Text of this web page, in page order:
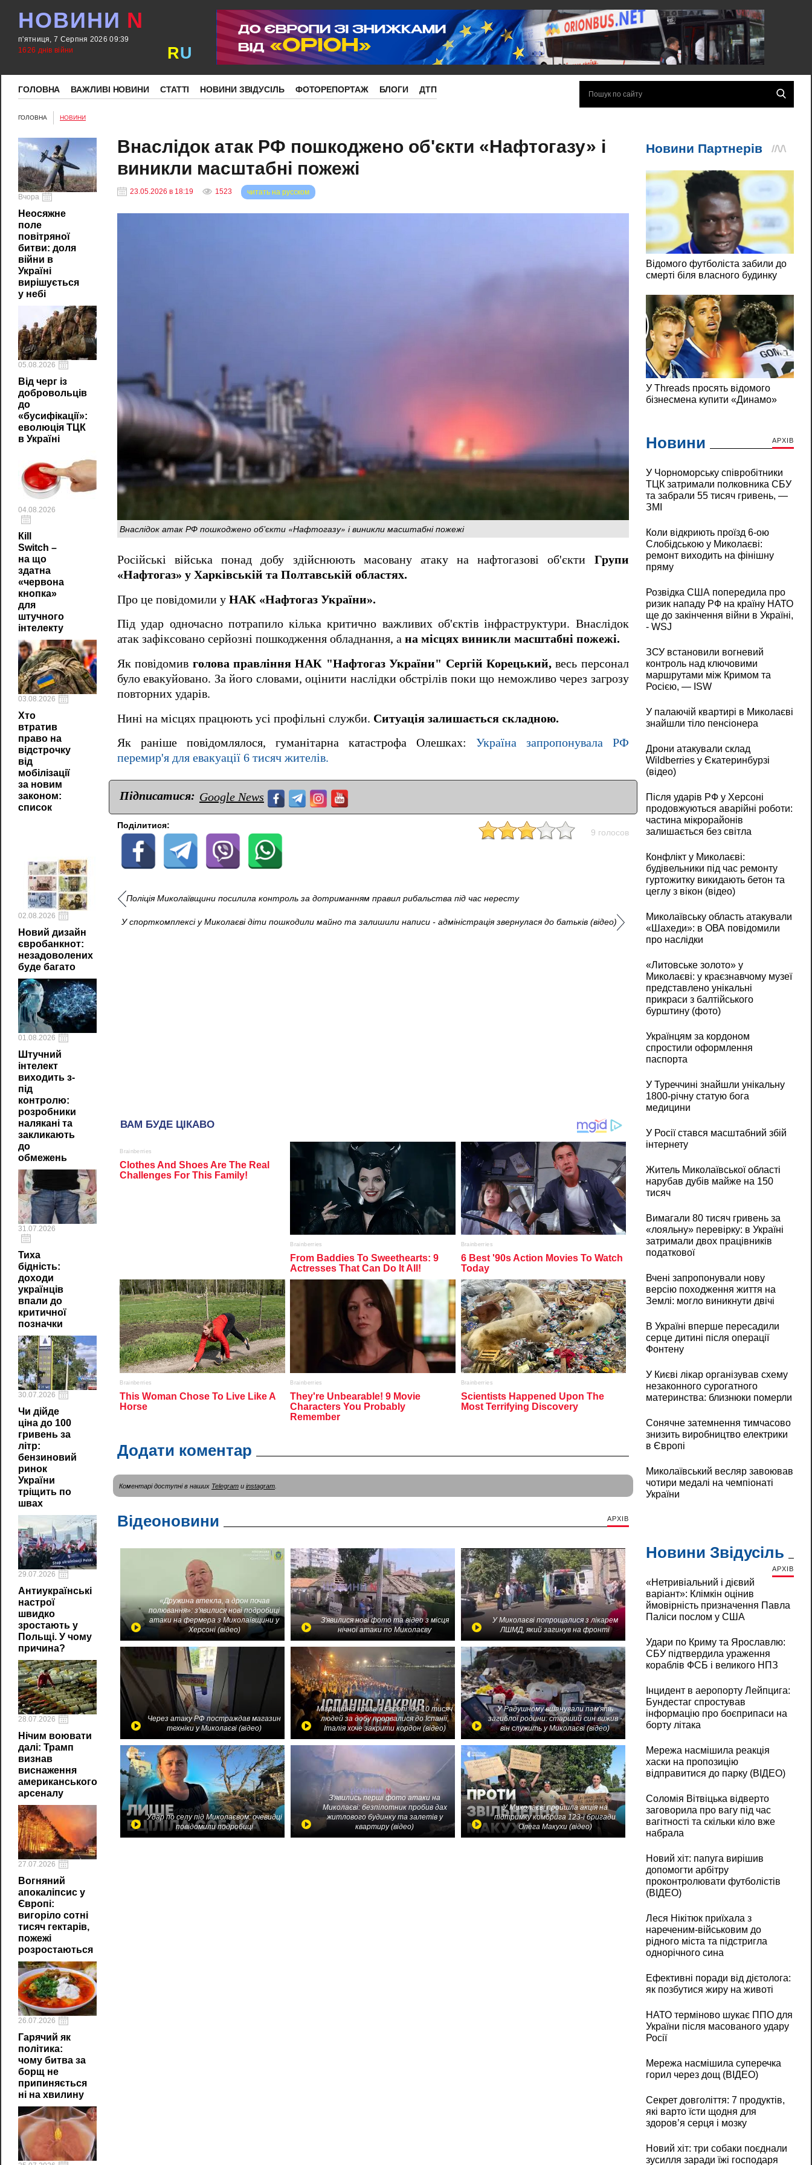
НОВИНИ N
п'ятниця, 7 Серпня 2026 09:39
1626 днів війни
RU
ГОЛОВНА ВАЖЛИВІ НОВИНИ СТАТТІ НОВИНИ ЗВІДУСІЛЬ ФОТОРЕПОРТАЖ БЛОГИ ДТП
ГОЛОВНА НОВИНИ
Вчора
Неосяжне
поле
повітряної
битви: доля
війни в
Україні
вирішується
у небі
05.08.2026
Від черг із
добровольців
до
«бусифікації»:
еволюція ТЦК
в Україні
04.08.2026
Кill
Switch –
на що
здатна
«червона
кнопка»
для
штучного
інтелекту
03.08.2026
Хто
втратив
право на
відстрочку
від
мобілізації
за новим
законом:
список
02.08.2026
Новий дизайн
євробанкнот:
незадоволених
буде багато
01.08.2026
Штучний
інтелект
виходить з-
під
контролю:
розробники
налякані та
закликають
до
обмежень
31.07.2026
Тиха
бідність:
доходи
українців
впали до
критичної
позначки
30.07.2026
Чи дійде
ціна до 100
гривень за
літр:
бензиновий
ринок
України
тріщить по
швах
29.07.2026
Антиукраїнські
настрої
швидко
зростають у
Польщі. У чому
причина?
28.07.2026
Нічим воювати
далі: Трамп
визнав
виснаження
американського
арсеналу
27.07.2026
Вогняний
апокаліпсис у
Європі:
вигоріло сотні
тисяч гектарів,
пожежі
розростаються
26.07.2026
Гарячий як
політика:
чому битва за
борщ не
припиняється
ні на хвилину
Внаслідок атак РФ пошкоджено об'єкти «Нафтогазу» і
виникли масштабні пожежі
23.05.2026 в 18:19 1523 читать на русском
Внаслідок атак РФ пошкоджено об'єкти «Нафтогазу» і виникли масштабні пожежі
Російські війська понад добу здійснюють масовану атаку на нафтогазові об'єкти Групи
«Нафтогаз» у Харківській та Полтавській областях.
Про це повідомили у НАК «Нафтогаз України».
Під удар одночасно потрапило кілька критично важливих об'єктів інфраструктури. Внаслідок
атак зафіксовано серйозні пошкодження обладнання, а на місцях виникли масштабні пожежі.
Як повідомив голова правління НАК "Нафтогаз України" Сергій Корецький,весь персонал
було евакуйовано. За його словами, оцінити наслідки обстрілів поки що неможливо через загрозу
повторних ударів.
Нині на місцях працюють усі профільні служби. Ситуація залишається складною.
Як раніше повідомлялося, гуманітарна катастрофа Олешках: Україна запропонувала РФ
перемир'я для евакуації 6 тисяч жителів.
Підписатися: Google News
Поділитися:
9 голосов
Поліція Миколаївщини посилила контроль за дотриманням правил рибальства під час нересту
У спорткомплексі у Миколаєві діти пошкодили майно та залишили написи - адміністрація звернулася до батьків (відео)
Додати коментар
Коментарі доступні в наших Telegram и instagram
Відеоновини АРХІВ
«Дружина втекла, а дрон почав
полювання»: з'явилися нові подробиці
атаки на фермера з Миколаївщини у
Херсоні (відео)
З'явилися нові фото та відео з місця
нічної атаки по Миколаєву
У Миколаєві попрощалися з лікарем
ЛШМД, який загинув на фронті
Через атаку РФ постраждав магазин
техніки у Миколаєві (відео)
Міграційна криза в Європі: до 10 тисяч
людей за добу прорвалися до Іспанії,
Італія хоче закрити кордон (відео)
У Радушному вшанували пам'ять
загиблої родини: старший син вижив -
він служить у Миколаєві (відео)
Удар по селу під Миколаєвом: очевидці
повідомили подробиці
З'явились перші фото атаки на
Миколаєві: безпілотник пробив дах
житлового будинку та залетів у
квартиру (відео)
У Миколаєві пройшла акція на
підтримку комбрига 123-ї бригади
Олега Макухи (відео)
Новини АРХІВ
У Чорноморську співробітники
ТЦК затримали полковника СБУ
та забрали 55 тисяч гривень, —
ЗМІ
Коли відкриють проїзд 6-ою
Слобідською у Миколаєві:
ремонт виходить на фінішну
пряму
Розвідка США попередила про
ризик нападу РФ на країну НАТО
ще до закінчення війни в Україні,
- WSJ
ЗСУ встановили вогневий
контроль над ключовими
маршрутами між Кримом та
Росією, — ISW
У палаючій квартирі в Миколаєві
знайшли тіло пенсіонера
Дрони атакували склад
Wildberries у Єкатеринбурзі
(відео)
Після ударів РФ у Херсоні
продовжуються аварійні роботи:
частина мікрорайонів
залишається без світла
Конфлікт у Миколаєві:
будівельники під час ремонту
гуртожитку викидають бетон та
цеглу з вікон (відео)
Миколаївську область атакували
«Шахеди»: в ОВА повідомили
про наслідки
«Литовське золото» у
Миколаєві: у краєзнавчому музеї
представлено унікальні
прикраси з балтійського
бурштину (фото)
Українцям за кордоном
спростили оформлення
паспорта
У Туреччині знайшли унікальну
1800-річну статую бога
медицини
У Росії стався масштабний збій
інтернету
Житель Миколаївської області
нарубав дубів майже на 150
тисяч
Вимагали 80 тисяч гривень за
«лояльну» перевірку: в Україні
затримали двох працівників
податкової
Вчені запропонували нову
версію походження життя на
Землі: могло виникнути двічі
В Україні вперше пересадили
серце дитині після операції
Фонтену
У Києві лікар організував схему
незаконного сурогатного
материнства: близнюки померли
Сонячне затемнення тимчасово
знизить виробництво електрики
в Європі
Миколаївський весляр завоював
чотири медалі на чемпіонаті
України
Новини Звідусіль
АРХІВ
«Нетривіальний і дієвий
варіант»: Клімкін оцінив
ймовірність призначення Павла
Паліси послом у США
Удари по Криму та Ярославлю:
СБУ підтвердила ураження
кораблів ФСБ і великого НПЗ
Інцидент в аеропорту Лейпцига:
Бундестаг спростував
інформацію про боєприпаси на
борту літака
Мережа насмішила реакція
хаски на пропозицію
відправитися до парку (ВІДЕО)
Соломія Вітвіцька відверто
заговорила про вагу під час
вагітності та скільки кіло вже
набрала
Новий хіт: папуга вирішив
допомогти арбітру
проконтролювати футболістів
(ВІДЕО)
Леся Нікітюк приїхала з
нареченим-військовим до
рідного міста та підстригла
однорічного сина
Ефективні поради від дієтолога:
як позбутися жиру на животі
НАТО терміново шукає ППО для
України після масованого удару
Росії
Мережа насмішила суперечка
горил через дощ (ВІДЕО)
Секрет довголіття: 7 продуктів,
які варто їсти щодня для
здоров’я серця і мозку
Новий хіт: три собаки поєднали
зусилля заради їжі господаря